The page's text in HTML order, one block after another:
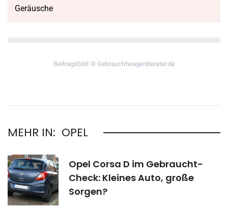
Geräusche
Beitragsbild: © Gebrauchtwagenberater.de
MEHR IN: OPEL
Opel Corsa D im Gebraucht-
Check: Kleines Auto, große
Sorgen?